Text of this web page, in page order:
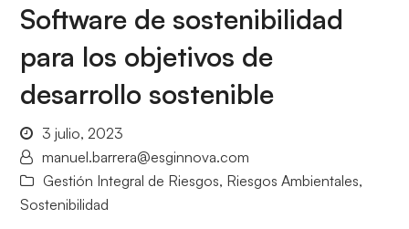
Software de sostenibilidad
para los objetivos de
desarrollo sostenible
3 julio, 2023
manuel.barrera@esginnova.com
Gestión Integral de Riesgos, Riesgos Ambientales,
Sostenibilidad